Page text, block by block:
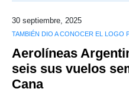
30 septiembre, 2025
TAMBIÉN DIO A CONOCER EL LOGO
Aerolíneas
seis sus vuelos
Cana